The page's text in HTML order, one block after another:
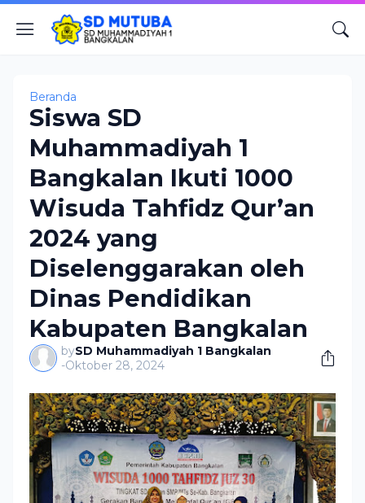
Beranda
Siswa SD
Muhammadiyah 1
Bangkalan Ikuti 1000
Wisuda Tahfidz Qur’an
2024 yang
Diselenggarakan oleh
Dinas Pendidikan
Kabupaten Bangkalan
bySD Muhammadiyah 1 Bangkalan
-Oktober 28, 2024